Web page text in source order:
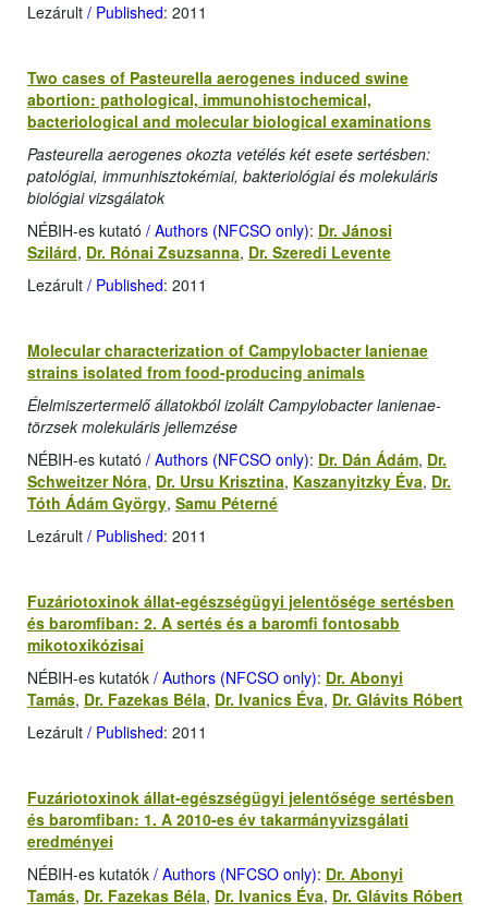
Lezárult / Published: 2011
Two cases of Pasteurella aerogenes induced swine
abortion: pathological, immunohistochemical,
bacteriological and molecular biological examinations
Pasteurella aerogenes okozta vetélés két esete sertésben:
patológiai, immunhisztokémiai, bakteriológiai és molekuláris
biológiai vizsgálatok
NÉBIH-es kutató / Authors (NFCSO only): Dr. Jánosi
Szilárd, Dr. Rónai Zsuzsanna, Dr. Szeredi Levente
Lezárult / Published: 2011
Molecular characterization of Campylobacter lanienae
strains isolated from food-producing animals
Élelmiszertermelő állatokból izolált Campylobacter lanienae-
törzsek molekuláris jellemzése
NÉBIH-es kutató / Authors (NFCSO only): Dr. Dán Ádám, Dr.
Schweitzer Nóra, Dr. Ursu Krisztina, Kaszanyitzky Éva, Dr.
Tóth Ádám György, Samu Péterné
Lezárult / Published: 2011
Fuzáriotoxinok állat-egészségügyi jelentősége sertésben
és baromfiban: 2. A sertés és a baromfi fontosabb
mikotoxikózisai
NÉBIH-es kutatók / Authors (NFCSO only): Dr. Abonyi
Tamás, Dr. Fazekas Béla, Dr. Ivanics Éva, Dr. Glávits Róbert
Lezárult / Published: 2011
Fuzáriotoxinok állat-egészségügyi jelentősége sertésben
és baromfiban: 1. A 2010-es év takarmányvizsgálati
eredményei
NÉBIH-es kutatók / Authors (NFCSO only): Dr. Abonyi
Tamás, Dr. Fazekas Béla, Dr. Ivanics Éva, Dr. Glávits Róbert